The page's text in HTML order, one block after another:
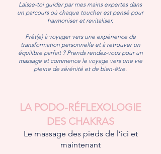
Laisse-toi guider par mes mains expertes dans
un parcours où chaque toucher est pensé pour
harmoniser et revitaliser.
Prêt(e) à voyager vers une expérience de
transformation personnelle et à retrouver un
équilibre parfait ? Prends rendez-vous pour un
massage et commence le voyage vers une vie
pleine de sérénité et de bien-être.
LA PODO-RÉFLEXOLOGIE
DES CHAKRAS
Le massage des pieds de l’ici et
maintenant